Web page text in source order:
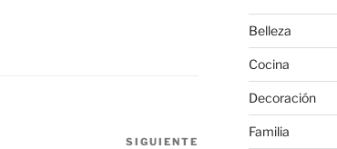
SIGUIENTE
Belleza
Cocina
Decoración
Familia